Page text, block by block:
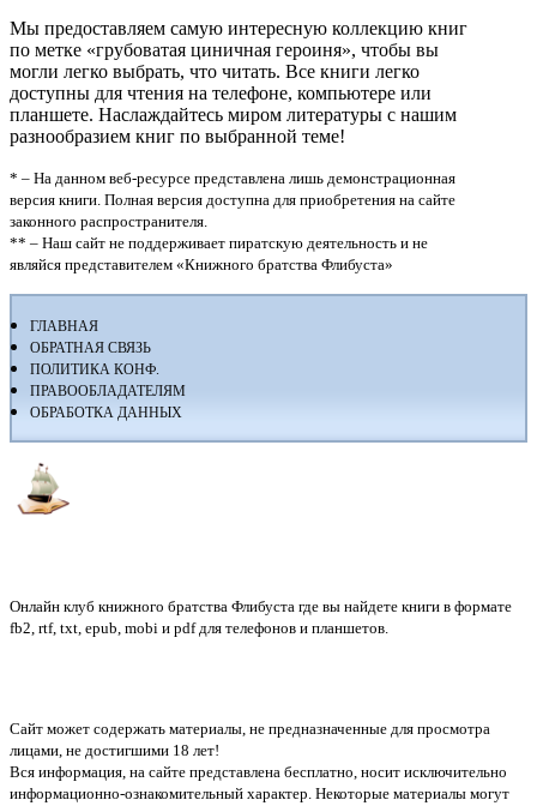
Мы предоставляем самую интересную коллекцию книг
по метке «грубоватая циничная героиня», чтобы вы
могли легко выбрать, что читать. Все книги легко
доступны для чтения на телефоне, компьютере или
планшете. Наслаждайтесь миром литературы с нашим
разнообразием книг по выбранной теме!
* – На данном веб-ресурсе представлена лишь демонстрационная
версия книги. Полная версия доступна для приобретения на сайте
законного распространителя.
** – Наш сайт не поддерживает пиратскую деятельность и не
являйся представителем «Книжного братства Флибуста»
ГЛАВНАЯ
ОБРАТНАЯ СВЯЗЬ
ПОЛИТИКА КОНФ.
ПРАВООБЛАДАТЕЛЯМ
ОБРАБОТКА ДАННЫХ
Онлайн клуб книжного братства Флибуста где вы найдете книги в формате
fb2, rtf, txt, epub, mobi и pdf для телефонов и планшетов.
Сайт может содержать материалы, не предназначенные для просмотра
лицами, не достигшими 18 лет!
Вся информация, на сайте представлена бесплатно, носит исключительно
информационно-ознакомительный характер. Некоторые материалы могут